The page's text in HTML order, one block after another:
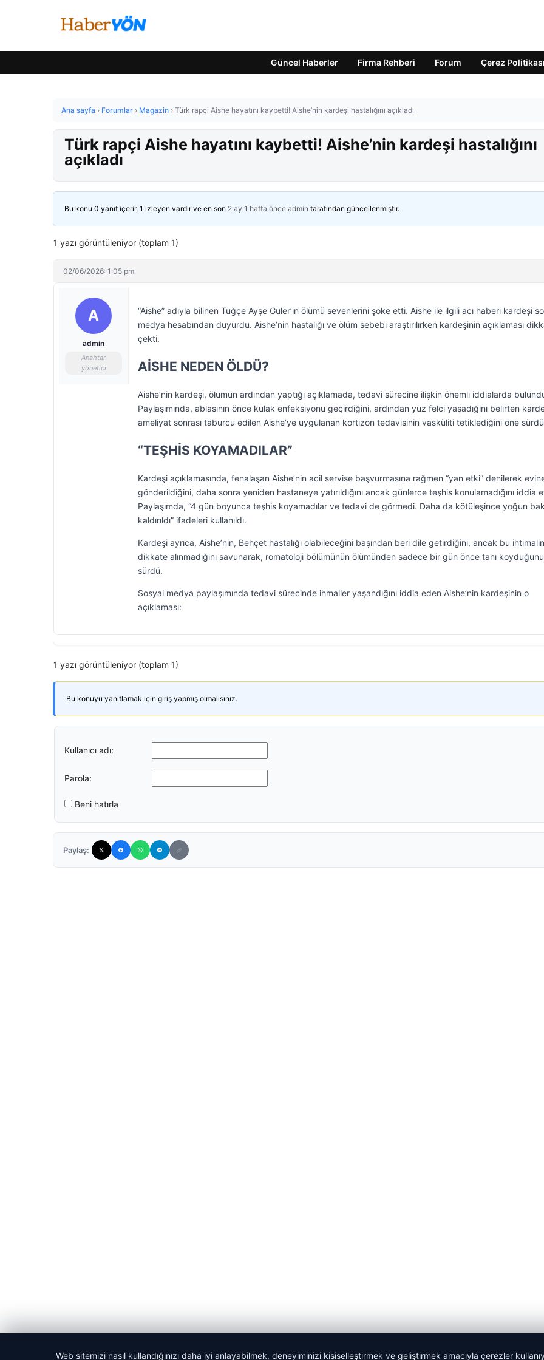
Güncel Haberler Firma Rehberi Forum Çerez Politikası
Ana sayfa › Forumlar › Magazin › Türk rapçi Aishe hayatını kaybetti! Aishe’nin kardeşi hastalığını açıkladı
Türk rapçi Aishe hayatını kaybetti! Aishe’nin kardeşi hastalığını
açıkladı
Bu konu 0 yanıt içerir, 1 izleyen vardır ve en son 2 ay 1 hafta önce admin tarafından güncellenmiştir.
1 yazı görüntüleniyor (toplam 1)
02/06/2026: 1:05 pm
A
admin
Anahtar
yönetici
“Aishe” adıyla bilinen Tuğçe Ayşe Güler’in ölümü sevenlerini şoke etti. Aishe ile ilgili acı haberi kardeşi
medya hesabından duyurdu. Aishe’nin hastalığı ve ölüm sebebi araştırılırken kardeşinin açıklaması
çekti.
AİSHE NEDEN ÖLDÜ?
Aishe’nin kardeşi, ölümün ardından yaptığı açıklamada, tedavi sürecine ilişkin önemli iddialarda
Paylaşımında, ablasının önce kulak enfeksiyonu geçirdiğini, ardından yüz felci yaşadığını belirten
ameliyat sonrası taburcu edilen Aishe’ye uygulanan kortizon tedavisinin vasküliti tetiklediğini öne
“TEŞHİS KOYAMADILAR”
Kardeşi açıklamasında, fenalaşan Aishe’nin acil servise başvurmasına rağmen “yan etki” denilerek
gönderildiğini, daha sonra yeniden hastaneye yatırıldığını ancak günlerce teşhis konulamadığını iddia
Paylaşımda, “4 gün boyunca teşhis koyamadılar ve tedavi de görmedi. Daha da kötüleşince yoğun
kaldırıldı” ifadeleri kullanıldı.
Kardeşi ayrıca, Aishe’nin, Behçet hastalığı olabileceğini başından beri dile getirdiğini, ancak bu ihtimalin
dikkate alınmadığını savunarak, romatoloji bölümünün ölümünden sadece bir gün önce tanı
sürdü.
Sosyal medya paylaşımında tedavi sürecinde ihmaller yaşandığını iddia eden Aishe’nin kardeşinin o
açıklaması:
1 yazı görüntüleniyor (toplam 1)
Bu konuyu yanıtlamak için giriş yapmış olmalısınız.
Kullanıcı adı:
Parola:
Beni hatırla
Paylaş:
Web sitemizi nasıl kullandığınızı daha iyi anlayabilmek, deneyiminizi kişiselleştirmek ve geliştirmek amacıyla çerezler